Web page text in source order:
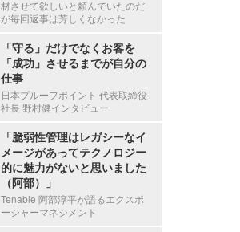
材させて欲しいと頼んでいたのだ
が毎回返事は芳しくなかった
「守る」だけでなくお客を
「成功」させるまでが自分の
仕事
日本プルーフポイント 代表取締役
社長 野村健インタビュー
「脆弱性管理はレガシーなイ
メージがあってテクノロジー
的に魅力がないと思いました
（阿部）」
Tenable 阿部淳平が語るエクスポ
ージャーマネジメント